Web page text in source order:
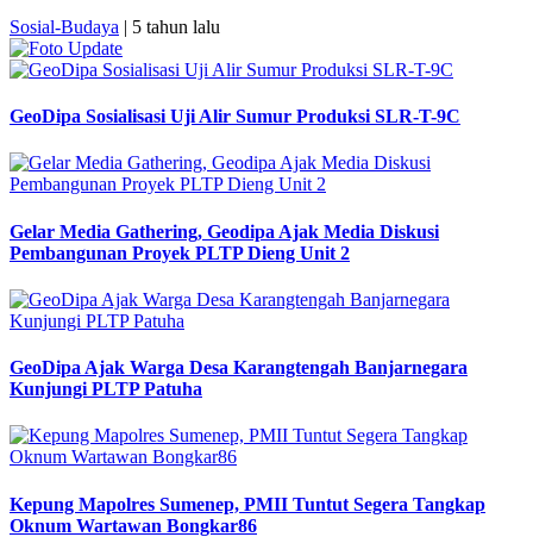
Sosial-Budaya | 5 tahun lalu
GeoDipa Sosialisasi Uji Alir Sumur Produksi SLR-T-9C
Gelar Media Gathering, Geodipa Ajak Media Diskusi
Pembangunan Proyek PLTP Dieng Unit 2
GeoDipa Ajak Warga Desa Karangtengah Banjarnegara
Kunjungi PLTP Patuha
Kepung Mapolres Sumenep, PMII Tuntut Segera Tangkap
Oknum Wartawan Bongkar86